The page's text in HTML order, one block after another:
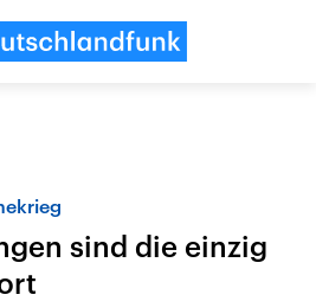
sind die einzig